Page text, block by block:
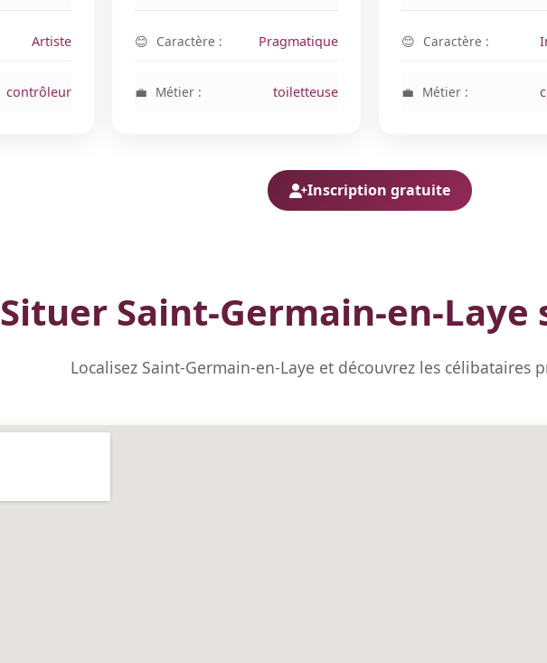
Artiste
contrôleur
Caractère : Pragmatique
Métier : toiletteuse
Caractère :
Métier :
Inscription gratuite
Situer Saint-Germain-en-Laye
Localisez Saint-Germain-en-Laye et découvrez les célibataires